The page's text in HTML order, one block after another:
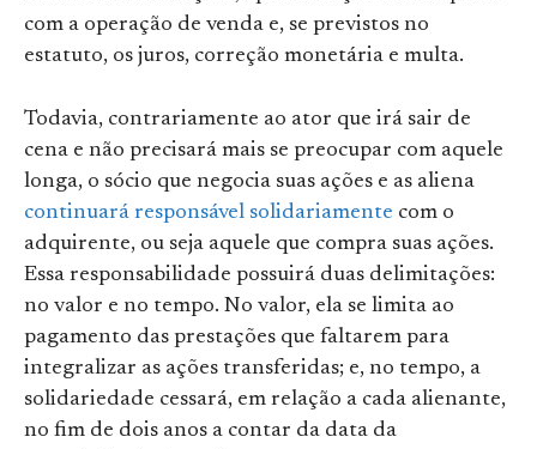
com a operação de venda e, se previstos no
estatuto, os juros, correção monetária e multa.
Todavia, contrariamente ao ator que irá sair de
cena e não precisará mais se preocupar com aquele
longa, o sócio que negocia suas ações e as aliena
continuará responsável solidariamente com o
adquirente, ou seja aquele que compra suas ações.
Essa responsabilidade possuirá duas delimitações:
no valor e no tempo. No valor, ela se limita ao
pagamento das prestações que faltarem para
integralizar as ações transferidas; e, no tempo, a
solidariedade cessará, em relação a cada alienante,
no fim de dois anos a contar da data da